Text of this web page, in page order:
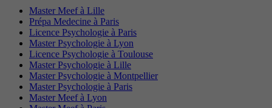
Master Meef à Lille
Prépa Medecine à Paris
Licence Psychologie à Paris
Master Psychologie à Lyon
Licence Psychologie à Toulouse
Master Psychologie à Lille
Master Psychologie à Montpellier
Master Psychologie à Paris
Master Meef à Lyon